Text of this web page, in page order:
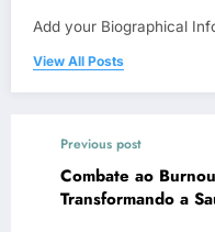
Add your Biographical
View All Posts
Previous post
Combate ao
Transformando a